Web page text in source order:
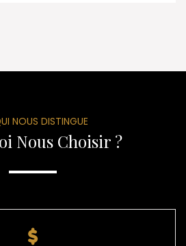
NOUS DISTINGUE
Nous Choisir ?